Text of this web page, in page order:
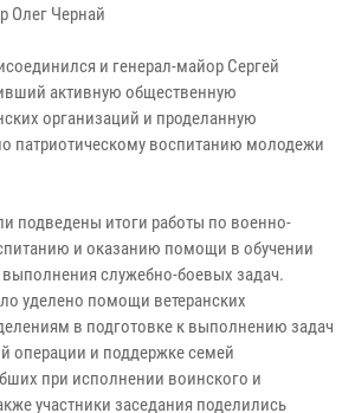
Олег Чернай
и генерал-майор Сергей
активную общественную
организаций и проделанную
патриотическому воспитанию молодежи
подведены итоги работы по военно-
и оказанию помощи в обучении
служебно-боевых задач.
уделено помощи ветеранских
в подготовке к выполнению задач
операции и поддержке семей
при исполнении воинского и
участники заседания поделились